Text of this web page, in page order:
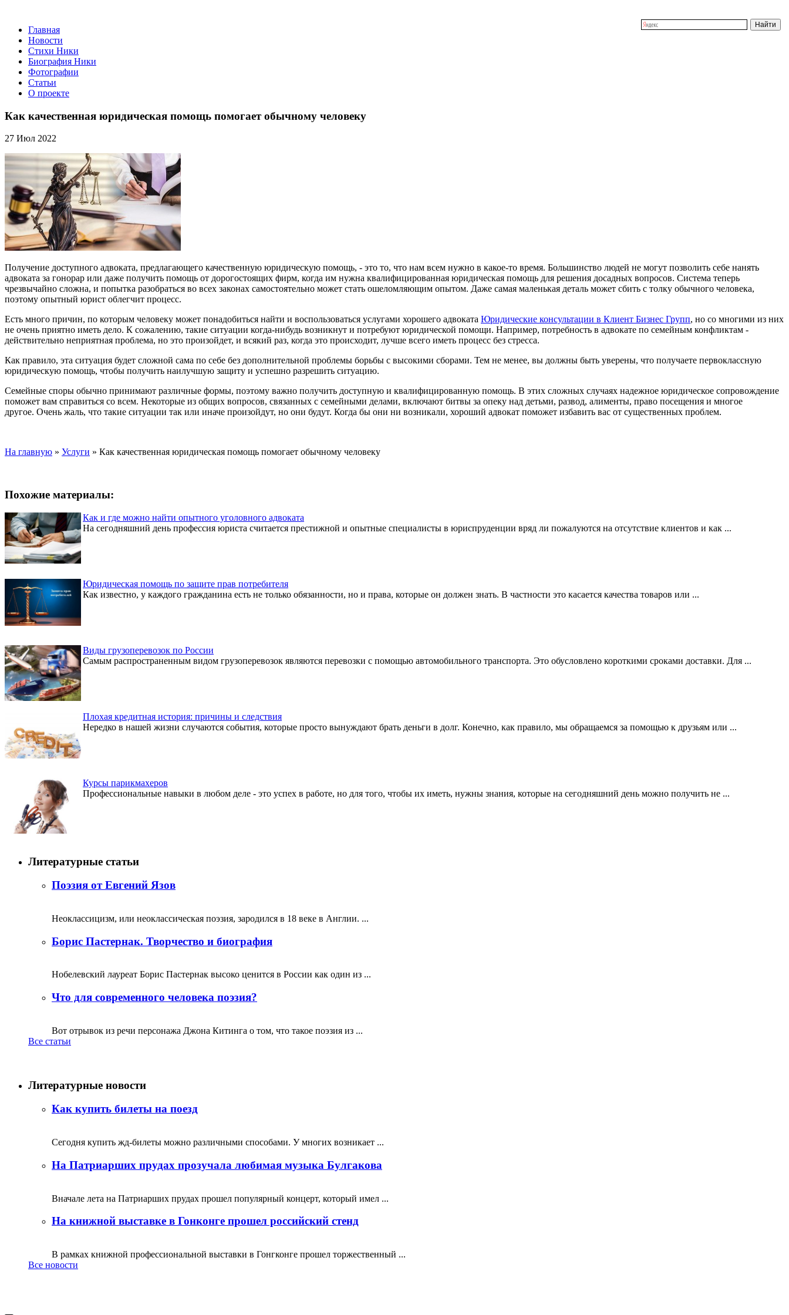
Главная
Новости
Стихи Ники
Биография Ники
Фотографии
Статьи
О проекте
Как качественная юридическая помощь помогает обычному человеку
27 Июл 2022
Получение доступного адвоката, предлагающего качественную юридическую помощь, - это то, что нам всем нужно в какое-то время. Большинство людей не могут позволить себе нанять
адвоката за гонорар или даже получить помощь от дорогостоящих фирм, когда им нужна квалифицированная юридическая помощь для решения досадных вопросов. Система теперь
чрезвычайно сложна, и попытка разобраться во всех законах самостоятельно может стать ошеломляющим опытом. Даже самая маленькая деталь может сбить с толку обычного человека,
поэтому опытный юрист облегчит процесс.
Есть много причин, по которым человеку может понадобиться найти и воспользоваться услугами хорошего адвоката Юридические консультации в Клиент Бизнес Групп, но со многими из них
не очень приятно иметь дело. К сожалению, такие ситуации когда-нибудь возникнут и потребуют юридической помощи. Например, потребность в адвокате по семейным конфликтам -
действительно неприятная проблема, но это произойдет, и всякий раз, когда это происходит, лучше всего иметь процесс без стресса.
Как правило, эта ситуация будет сложной сама по себе без дополнительной проблемы борьбы с высокими сборами. Тем не менее, вы должны быть уверены, что получаете первоклассную
юридическую помощь, чтобы получить наилучшую защиту и успешно разрешить ситуацию.
Семейные споры обычно принимают различные формы, поэтому важно получить доступную и квалифицированную помощь. В этих сложных случаях надежное юридическое сопровождение
поможет вам справиться со всем. Некоторые из общих вопросов, связанных с семейными делами, включают битвы за опеку над детьми, развод, алименты, право посещения и многое
другое. Очень жаль, что такие ситуации так или иначе произойдут, но они будут. Когда бы они ни возникали, хороший адвокат поможет избавить вас от существенных проблем.
На главную » Услуги » Как качественная юридическая помощь помогает обычному человеку
Похожие материалы:
Как и где можно найти опытного уголовного адвоката
На сегодняшний день профессия юриста считается престижной и опытные специалисты в юриспруденции вряд ли пожалуются на отсутствие клиентов и как ...
Юридическая помощь по защите прав потребителя
Как известно, у каждого гражданина есть не только обязанности, но и права, которые он должен знать. В частности это касается качества товаров или ...
Виды грузоперевозок по России
Самым распространенным видом грузоперевозок являются перевозки с помощью автомобильного транспорта. Это обусловлено короткими сроками доставки. Для ...
Плохая кредитная история: причины и следствия
Нередко в нашей жизни случаются события, которые просто вынуждают брать деньги в долг. Конечно, как правило, мы обращаемся за помощью к друзьям или ...
Курсы парикмахеров
Профессиональные навыки в любом деле - это успех в работе, но для того, чтобы их иметь, нужны знания, которые на сегодняшний день можно получить не ...
Литературные статьи
Поэзия от Евгений Язов
Неоклассицизм, или неоклассическая поэзия, зародился в 18 веке в Англии. ...
Борис Пастернак. Творчество и биография
Нобелевский лауреат Борис Пастернак высоко ценится в России как один из ...
Что для современного человека поэзия?
Вот отрывок из речи персонажа Джона Китинга о том, что такое поэзия из ...
Все статьи
Литературные новости
Как купить билеты на поезд
Сегодня купить жд-билеты можно различными способами. У многих возникает ...
На Патриарших прудах прозучала любимая музыка Булгакова
Вначале лета на Патриарших прудах прошел популярный концерт, который имел ...
На книжной выставке в Гонконге прошел российский стенд
В рамках книжной профессиональной выставки в Гонгконге прошел торжественный ...
Все новости